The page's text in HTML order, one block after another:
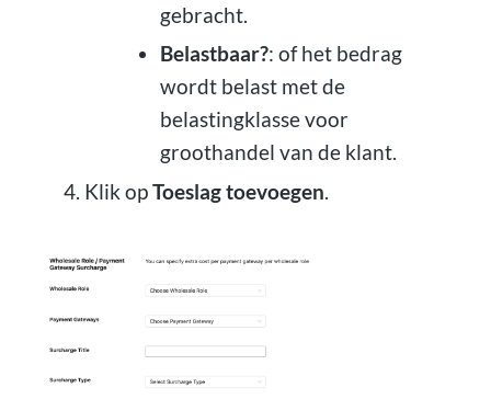
gebracht.
Belastbaar?: of het bedrag
wordt belast met de
belastingklasse voor
groothandel van de klant.
Klik opToeslag toevoegen.